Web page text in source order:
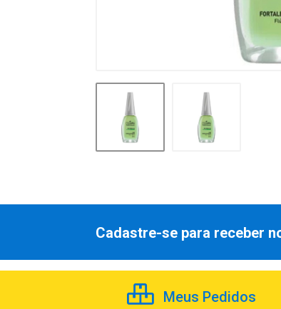
Cadastre-se para receber
Meus Pedidos